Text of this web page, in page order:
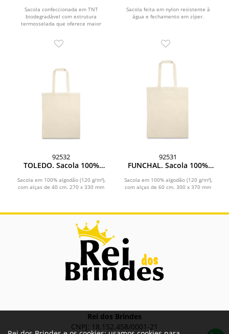
Sacola confeccionada em TNT
biodegradável com estrutura
termosselada que oferece maior
Sacola feita em nylon resistente à
água e fechamento em zíper.
92532
TOLEDO. Sacola 100%
Sacola em 100% algodão (120 g/m²),
com alças de 40 cm. 270 x 330 mm
92531
FUNCHAL. Sacola 100%
Sacola em 100% algodão (120 g/m²),
com alças de 60 cm. 300 x 370 mm
Rei dos Brindes
CNPJ: 18.152.458/0001-21